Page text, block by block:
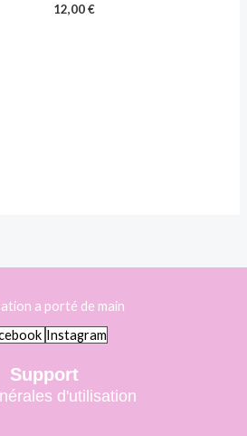
12,00€
a porté de main
Instagram
Support
d'utilisation